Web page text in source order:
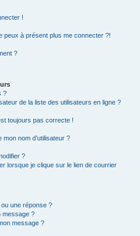
!
peux à présent plus me connecter ?!
?
?
de la liste des utilisateurs en ligne ?
toujours pas correcte !
nom d’utilisateur ?
?
lorsque je clique sur le lien de courrier
une réponse ?
message ?
message ?